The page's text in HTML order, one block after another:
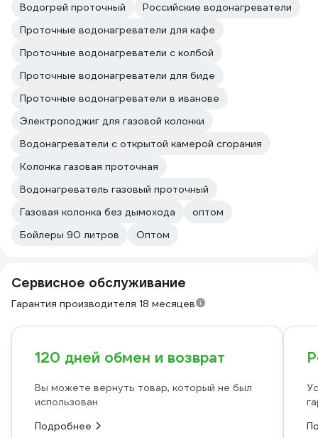
Водогрей проточный
Российские водонагреватели
Проточные водонагреватели для кафе
Проточные водонагреватели с колбой
Проточные водонагреватели для биде
Проточные водонагреватели в иванове
Электроподжиг для газовой колонки
Водонагреватели с открытой камерой сгорания
Колонка газовая проточная
Водонагреватель газовый проточный
Газовая колонка без дымохода
оптом
Бойлеры 90 литров
Оптом
Сервисное обслуживание
Гарантия производителя 18 месяцев
120 дней обмен и возврат
Вы можете вернуть товар, который не был
использован
Подробнее